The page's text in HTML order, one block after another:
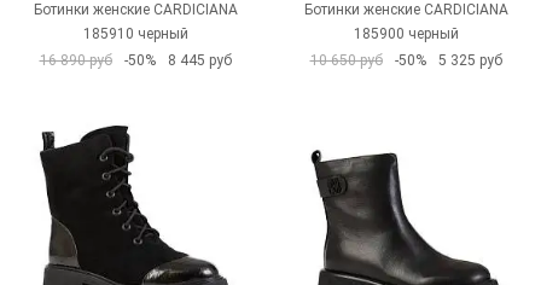
Ботинки женские CARDICIANA
185910 черный
16 890 руб
-50% 8 445 руб
Ботинки женские CARDICIANA
185900 черный
10 650 руб
-50% 5 325 руб